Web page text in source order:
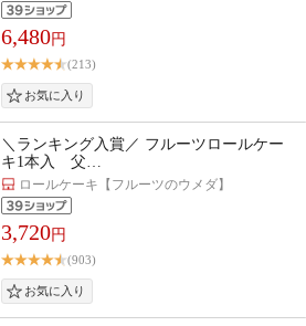
6,480円
(213)
＼ランキング入賞／ フルーツロールケー
キ1本入 父…
ロールケーキ【フルーツのウメダ】
3,720円
(903)